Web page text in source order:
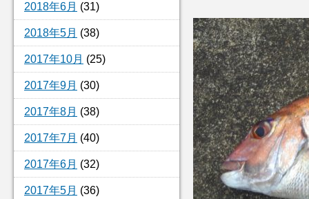
2018年6月 (31)
2018年5月 (38)
2017年10月 (25)
2017年9月 (30)
2017年8月 (38)
2017年7月 (40)
2017年6月 (32)
2017年5月 (36)